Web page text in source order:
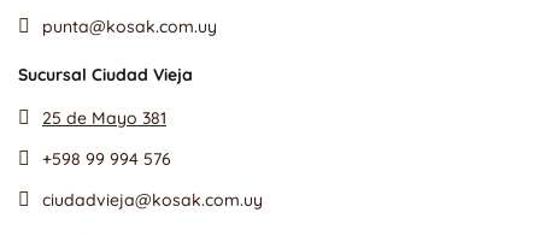
punta@kosak.com.uy
Sucursal Ciudad Vieja
25 de Mayo 381
+598 99 994 576
ciudadvieja@kosak.com.uy